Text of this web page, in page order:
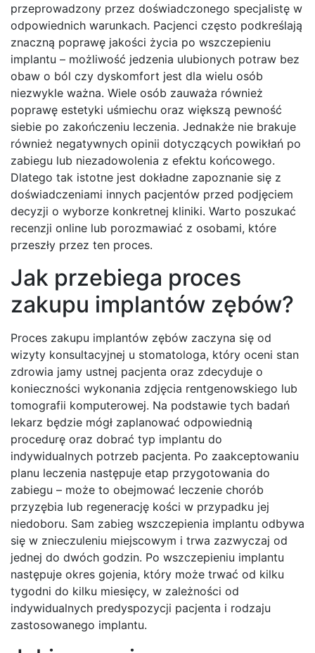
przeprowadzony przez doświadczonego specjalistę w
odpowiednich warunkach. Pacjenci często podkreślają
znaczną poprawę jakości życia po wszczepieniu
implantu – możliwość jedzenia ulubionych potraw bez
obaw o ból czy dyskomfort jest dla wielu osób
niezwykle ważna. Wiele osób zauważa również
poprawę estetyki uśmiechu oraz większą pewność
siebie po zakończeniu leczenia. Jednakże nie brakuje
również negatywnych opinii dotyczących powikłań po
zabiegu lub niezadowolenia z efektu końcowego.
Dlatego tak istotne jest dokładne zapoznanie się z
doświadczeniami innych pacjentów przed podjęciem
decyzji o wyborze konkretnej kliniki. Warto poszukać
recenzji online lub porozmawiać z osobami, które
przeszły przez ten proces.
Jak przebiega proces
zakupu implantów zębów?
Proces zakupu implantów zębów zaczyna się od
wizyty konsultacyjnej u stomatologa, który oceni stan
zdrowia jamy ustnej pacjenta oraz zdecyduje o
konieczności wykonania zdjęcia rentgenowskiego lub
tomografii komputerowej. Na podstawie tych badań
lekarz będzie mógł zaplanować odpowiednią
procedurę oraz dobrać typ implantu do
indywidualnych potrzeb pacjenta. Po zaakceptowaniu
planu leczenia następuje etap przygotowania do
zabiegu – może to obejmować leczenie chorób
przyzębia lub regenerację kości w przypadku jej
niedoboru. Sam zabieg wszczepienia implantu odbywa
się w znieczuleniu miejscowym i trwa zazwyczaj od
jednej do dwóch godzin. Po wszczepieniu implantu
następuje okres gojenia, który może trwać od kilku
tygodni do kilku miesięcy, w zależności od
indywidualnych predyspozycji pacjenta i rodzaju
zastosowanego implantu.